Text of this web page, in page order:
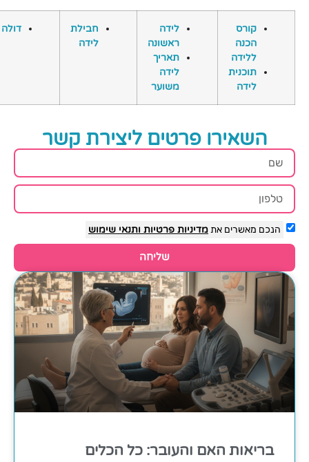
קורס
הכנה
ללידה
תוכנית
לידה
לידה
ראשונה
תאריך
לידה
משוער
חבילת
לידה
דולה
השאירו פרטים ליצירת קשר
הנכם מאשרים אתמדיניות פרטיותותנאי שימוש
שליחה
בריאות האם והעובר: כל הכלים